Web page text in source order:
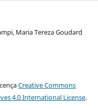
Maria Tereza Goudard
Creative Commons
4.0 International License.